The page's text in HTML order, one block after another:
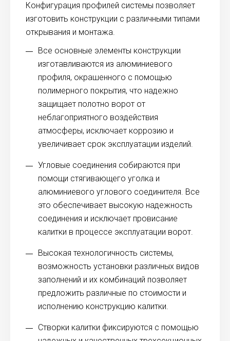
Конфигурация профилей системы позволяет
изготовить конструкции с различными типами
открывания и монтажа.
Все основные элементы конструкции
изготавливаются из алюминиевого
профиля, окрашенного с помощью
полимерного покрытия, что надежно
защищает полотно ворот от
неблагоприятного воздействия
атмосферы, исключает коррозию и
увеличивает срок эксплуатации изделий.
Угловые соединения собираются при
помощи стягивающего уголка и
алюминиевого углового соединителя. Все
это обеспечивает высокую надежность
соединения и исключает провисание
калитки в процессе эксплуатации ворот.
Высокая технологичность системы,
возможность установки различных видов
заполнений и их комбинаций позволяет
предложить различные по стоимости и
исполнению конструкцию калитки.
Створки калитки фиксируются с помощью